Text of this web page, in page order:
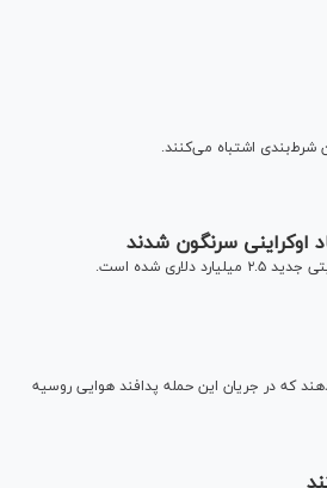
اشتباه می‌کنند.
شده است.
که در جریان این حمله پدافند هوایی روسیه